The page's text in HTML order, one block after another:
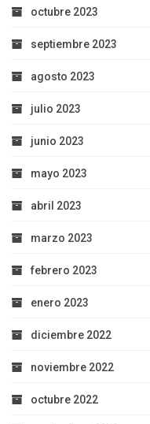
octubre 2023
septiembre 2023
agosto 2023
julio 2023
junio 2023
mayo 2023
abril 2023
marzo 2023
febrero 2023
enero 2023
diciembre 2022
noviembre 2022
octubre 2022